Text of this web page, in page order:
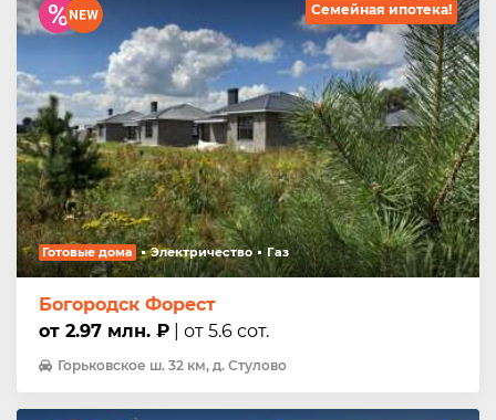
Семейная ипотека!
Готовые дома Электричество Газ
Богородск Форест
от 2.97 млн. ₽ | от 5.6 сот.
Горьковское ш. 32 км, д. Стулово